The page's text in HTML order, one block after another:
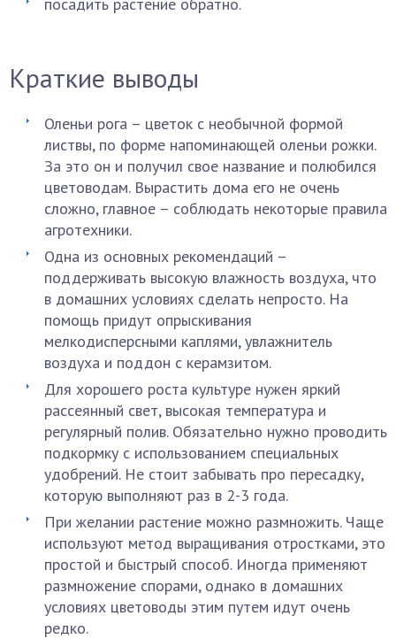
Краткие выводы
Оленьи рога – цветок с необычной формой
листвы, по форме напоминающей оленьи рожки.
За это он и получил свое название и полюбился
цветоводам. Вырастить дома его не очень
сложно, главное – соблюдать некоторые правила
агротехники.
Одна из основных рекомендаций –
поддерживать высокую влажность воздуха, что
в домашних условиях сделать непросто. На
помощь придут опрыскивания
мелкодисперсными каплями, увлажнитель
воздуха и поддон с керамзитом.
Для хорошего роста культуре нужен яркий
рассеянный свет, высокая температура и
регулярный полив. Обязательно нужно проводить
подкормку с использованием специальных
удобрений. Не стоит забывать про пересадку,
которую выполняют раз в 2-3 года.
При желании растение можно размножить. Чаще
используют метод выращивания отростками, это
простой и быстрый способ. Иногда применяют
размножение спорами, однако в домашних
условиях цветоводы этим путем идут очень
редко.